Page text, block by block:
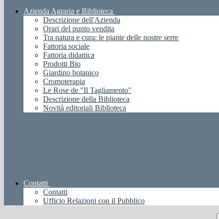
Azienda Agraria e Biblioteca
Descrizione dell'Azienda
Orari del punto vendita
Tra natura e cura: le piante delle nostre serre
Fattoria sociale
Fattoria didattica
Prodotti Bio
Giardino botanico
Cromoterapia
Le Rose de "Il Tagliamento"
Descrizione della Biblioteca
Novità editoriali Biblioteca
Contatti
Contatti
Ufficio Relazioni con il Pubblico